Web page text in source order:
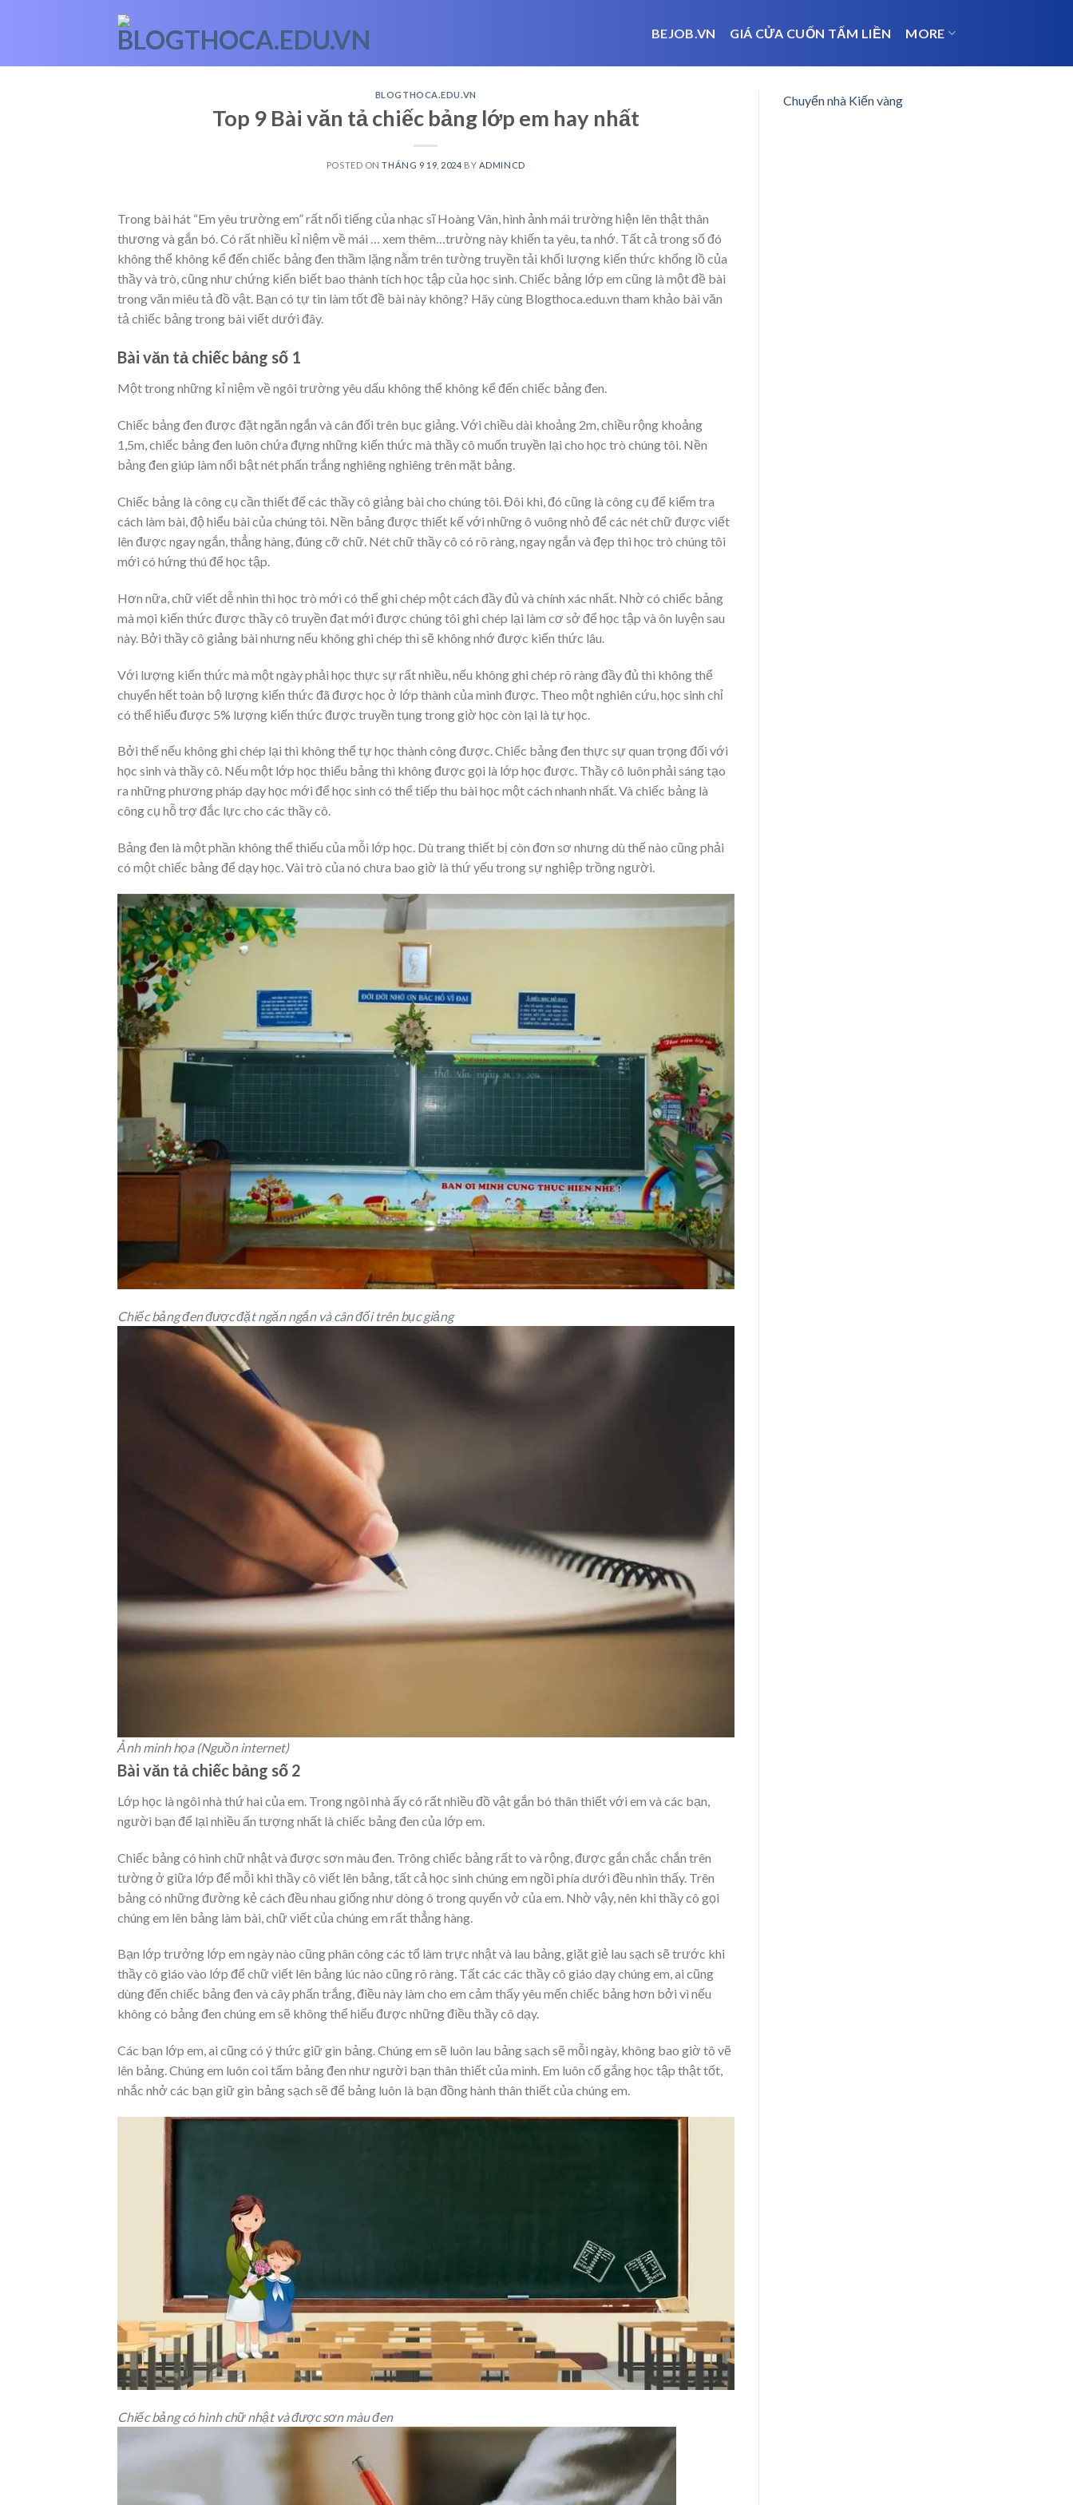
BEJOB.VN GIÁ CỬA CUỐN TẤM LIỀN MORE
BLOGTHOCA.EDU.VN
Top 9 Bài văn tả chiếc bảng lớp em hay nhất
POSTED ONTHÁNG 9 19, 2024 BY ADMINCD
Trong bài hát “Em yêu trường em” rất nổi tiếng của nhạc sĩ Hoàng Vân, hình ảnh mái trường hiện lên thật thân
thương và gắn bó. Có rất nhiều kỉ niệm về mái
… xem thêm… trường này khiến ta yêu, ta nhớ. Tất cả trong số đó
không thể không kể đến chiếc bảng đen thầm lặng nằm trên tường truyền tải khối lượng kiến thức khổng lồ của
thầy và trò, cũng như chứng kiến biết bao thành tích học tập của học sinh. Chiếc bảng lớp em cũng là một đề bài
trong văn miêu tả đồ vật. Bạn có tự tin làm tốt đề bài này không? Hãy cùng Blogthoca.edu.vn tham khảo bài văn
tả chiếc bảng trong bài viết dưới đây.
Bài văn tả chiếc bảng số 1
Một trong những kỉ niệm về ngôi trường yêu dấu không thể không kể đến chiếc bảng đen.
Chiếc bảng đen được đặt ngăn ngắn và cân đối trên bục giảng. Với chiều dài khoảng 2m, chiều rộng khoảng
1,5m, chiếc bảng đen luôn chứa đựng những kiến thức mà thầy cô muốn truyền lại cho học trò chúng tôi. Nền
bảng đen giúp làm nổi bật nét phấn trắng nghiêng nghiêng trên mặt bảng.
Chiếc bảng là công cụ cần thiết để các thầy cô giảng bài cho chúng tôi. Đôi khi, đó cũng là công cụ để kiểm tra
cách làm bài, độ hiểu bài của chúng tôi. Nền bảng được thiết kế với những ô vuông nhỏ để các nét chữ được viết
lên được ngay ngắn, thẳng hàng, đúng cỡ chữ. Nét chữ thầy cô có rõ ràng, ngay ngắn và đẹp thì học trò chúng tôi
mới có hứng thú để học tập.
Hơn nữa, chữ viết dễ nhìn thì học trò mới có thể ghi chép một cách đầy đủ và chính xác nhất. Nhờ có chiếc bảng
mà mọi kiến thức được thầy cô truyền đạt mới được chúng tôi ghi chép lại làm cơ sở để học tập và ôn luyện sau
này. Bởi thầy cô giảng bài nhưng nếu không ghi chép thì sẽ không nhớ được kiến thức lâu.
Với lượng kiến thức mà một ngày phải học thực sự rất nhiều, nếu không ghi chép rõ ràng đầy đủ thì không thể
chuyển hết toàn bộ lượng kiến thức đã được học ở lớp thành của mình được. Theo một nghiên cứu, học sinh chỉ
có thể hiểu được 5% lượng kiến thức được truyền tụng trong giờ học còn lại là tự học.
Bởi thế nếu không ghi chép lại thì không thể tự học thành công được. Chiếc bảng đen thực sự quan trọng đối với
học sinh và thầy cô. Nếu một lớp học thiếu bảng thì không được gọi là lớp học được. Thầy cô luôn phải sáng tạo
ra những phương pháp dạy học mới để học sinh có thể tiếp thu bài học một cách nhanh nhất. Và chiếc bảng là
công cụ hỗ trợ đắc lực cho các thầy cô.
Bảng đen là một phần không thể thiếu của mỗi lớp học. Dù trang thiết bị còn đơn sơ nhưng dù thế nào cũng phải
có một chiếc bảng để dạy học. Vài trò của nó chưa bao giờ là thứ yếu trong sự nghiệp trồng người.
Chiếc bảng đen được đặt ngăn ngắn và cân đối trên bục giảng
Ảnh minh họa (Nguồn internet)
Bài văn tả chiếc bảng số 2
Lớp học là ngôi nhà thứ hai của em. Trong ngôi nhà ấy có rất nhiều đồ vật gắn bó thân thiết với em và các bạn,
người bạn để lại nhiều ấn tượng nhất là chiếc bảng đen của lớp em.
Chiếc bảng có hình chữ nhật và được sơn màu đen. Trông chiếc bảng rất to và rộng, được gắn chắc chắn trên
tường ở giữa lớp để mỗi khi thầy cô viết lên bảng, tất cả học sinh chúng em ngồi phía dưới đều nhìn thấy. Trên
bảng có những đường kẻ cách đều nhau giống như dòng ô trong quyển vở của em. Nhờ vậy, nên khi thầy cô gọi
chúng em lên bảng làm bài, chữ viết của chúng em rất thẳng hàng.
Bạn lớp trưởng lớp em ngày nào cũng phân công các tổ làm trực nhật và lau bảng, giặt giẻ lau sạch sẽ trước khi
thầy cô giáo vào lớp để chữ viết lên bảng lúc nào cũng rõ ràng. Tất các các thầy cô giáo dạy chúng em, ai cũng
dùng đến chiếc bảng đen và cây phấn trắng, điều này làm cho em cảm thấy yêu mến chiếc bảng hơn bởi vì nếu
không có bảng đen chúng em sẽ không thể hiểu được những điều thầy cô dạy.
Các bạn lớp em, ai cũng có ý thức giữ gìn bảng. Chúng em sẽ luôn lau bảng sạch sẽ mỗi ngày, không bao giờ tô vẽ
lên bảng. Chúng em luôn coi tấm bảng đen như người bạn thân thiết của mình. Em luôn cố gắng học tập thật tốt,
nhắc nhở các bạn giữ gìn bảng sạch sẽ để bảng luôn là bạn đồng hành thân thiết của chúng em.
Chiếc bảng có hình chữ nhật và được sơn màu đen
Chuyển nhà Kiến vàng